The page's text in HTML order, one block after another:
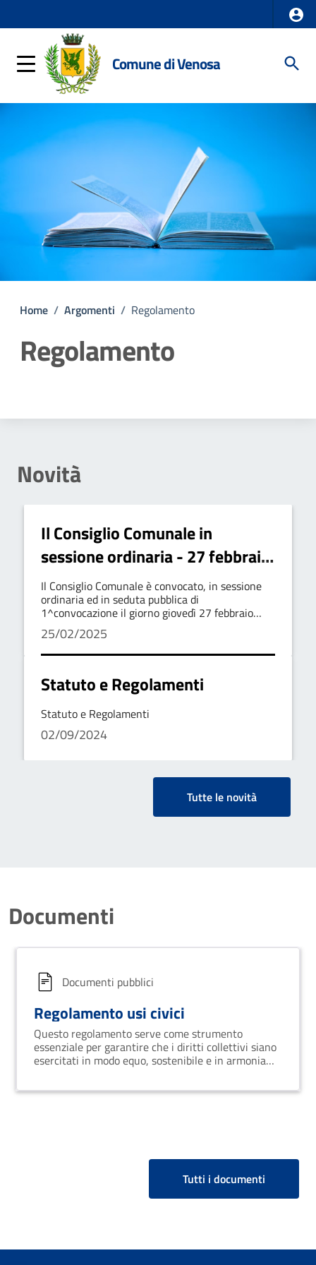
Comune di Venosa
Home / Argomenti / Regolamento
Regolamento
Novità
Il Consiglio Comunale in
sessione ordinaria - 27 febbraio
2025 alle ore 16:00.
Il Consiglio Comunale è convocato, in sessione
ordinaria ed in seduta pubblica di
1^convocazione il giorno giovedì 27 febbraio
2025 alle ore 16:00.
25/02/2025
Statuto e Regolamenti
Statuto e Regolamenti
02/09/2024
Tutte le novità
Documenti
Documenti pubblici
Regolamento usi civici
Questo regolamento serve come strumento
essenziale per garantire che i diritti collettivi siano
esercitati in modo equo, sostenibile e in armonia
Tutti i documenti